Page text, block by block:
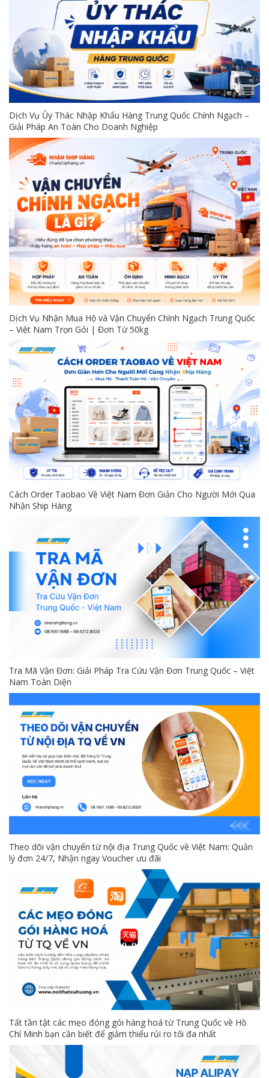
Dịch Vụ Ủy Thác Nhập Khẩu Hàng Trung Quốc Chính Ngạch –
Giải Pháp An Toàn Cho Doanh Nghiệp
Dịch Vụ Nhận Mua Hộ và Vận Chuyển Chính Ngạch Trung Quốc
– Việt Nam Trọn Gói | Đơn Từ 50kg
Cách Order Taobao Về Việt Nam Đơn Giản Cho Người Mới Qua
Nhận Ship Hàng
Tra Mã Vận Đơn: Giải Pháp Tra Cứu Vận Đơn Trung Quốc – Việt
Nam Toàn Diện
Theo dõi vận chuyển từ nội địa Trung Quốc về Việt Nam: Quản
lý đơn 24/7, Nhận ngay Voucher ưu đãi
Tất tần tật các mẹo đóng gói hàng hoá từ Trung Quốc về Hồ
Chí Minh bạn cần biết để giảm thiểu rủi ro tối đa nhất